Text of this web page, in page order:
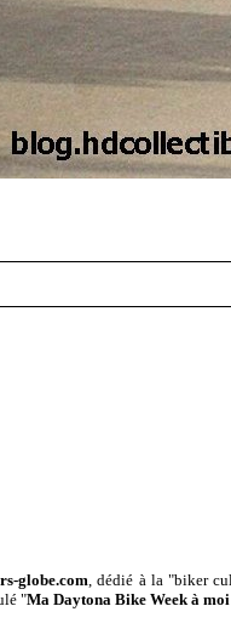
globe.com, dédié à la "biker
"Ma Daytona Bike Week à